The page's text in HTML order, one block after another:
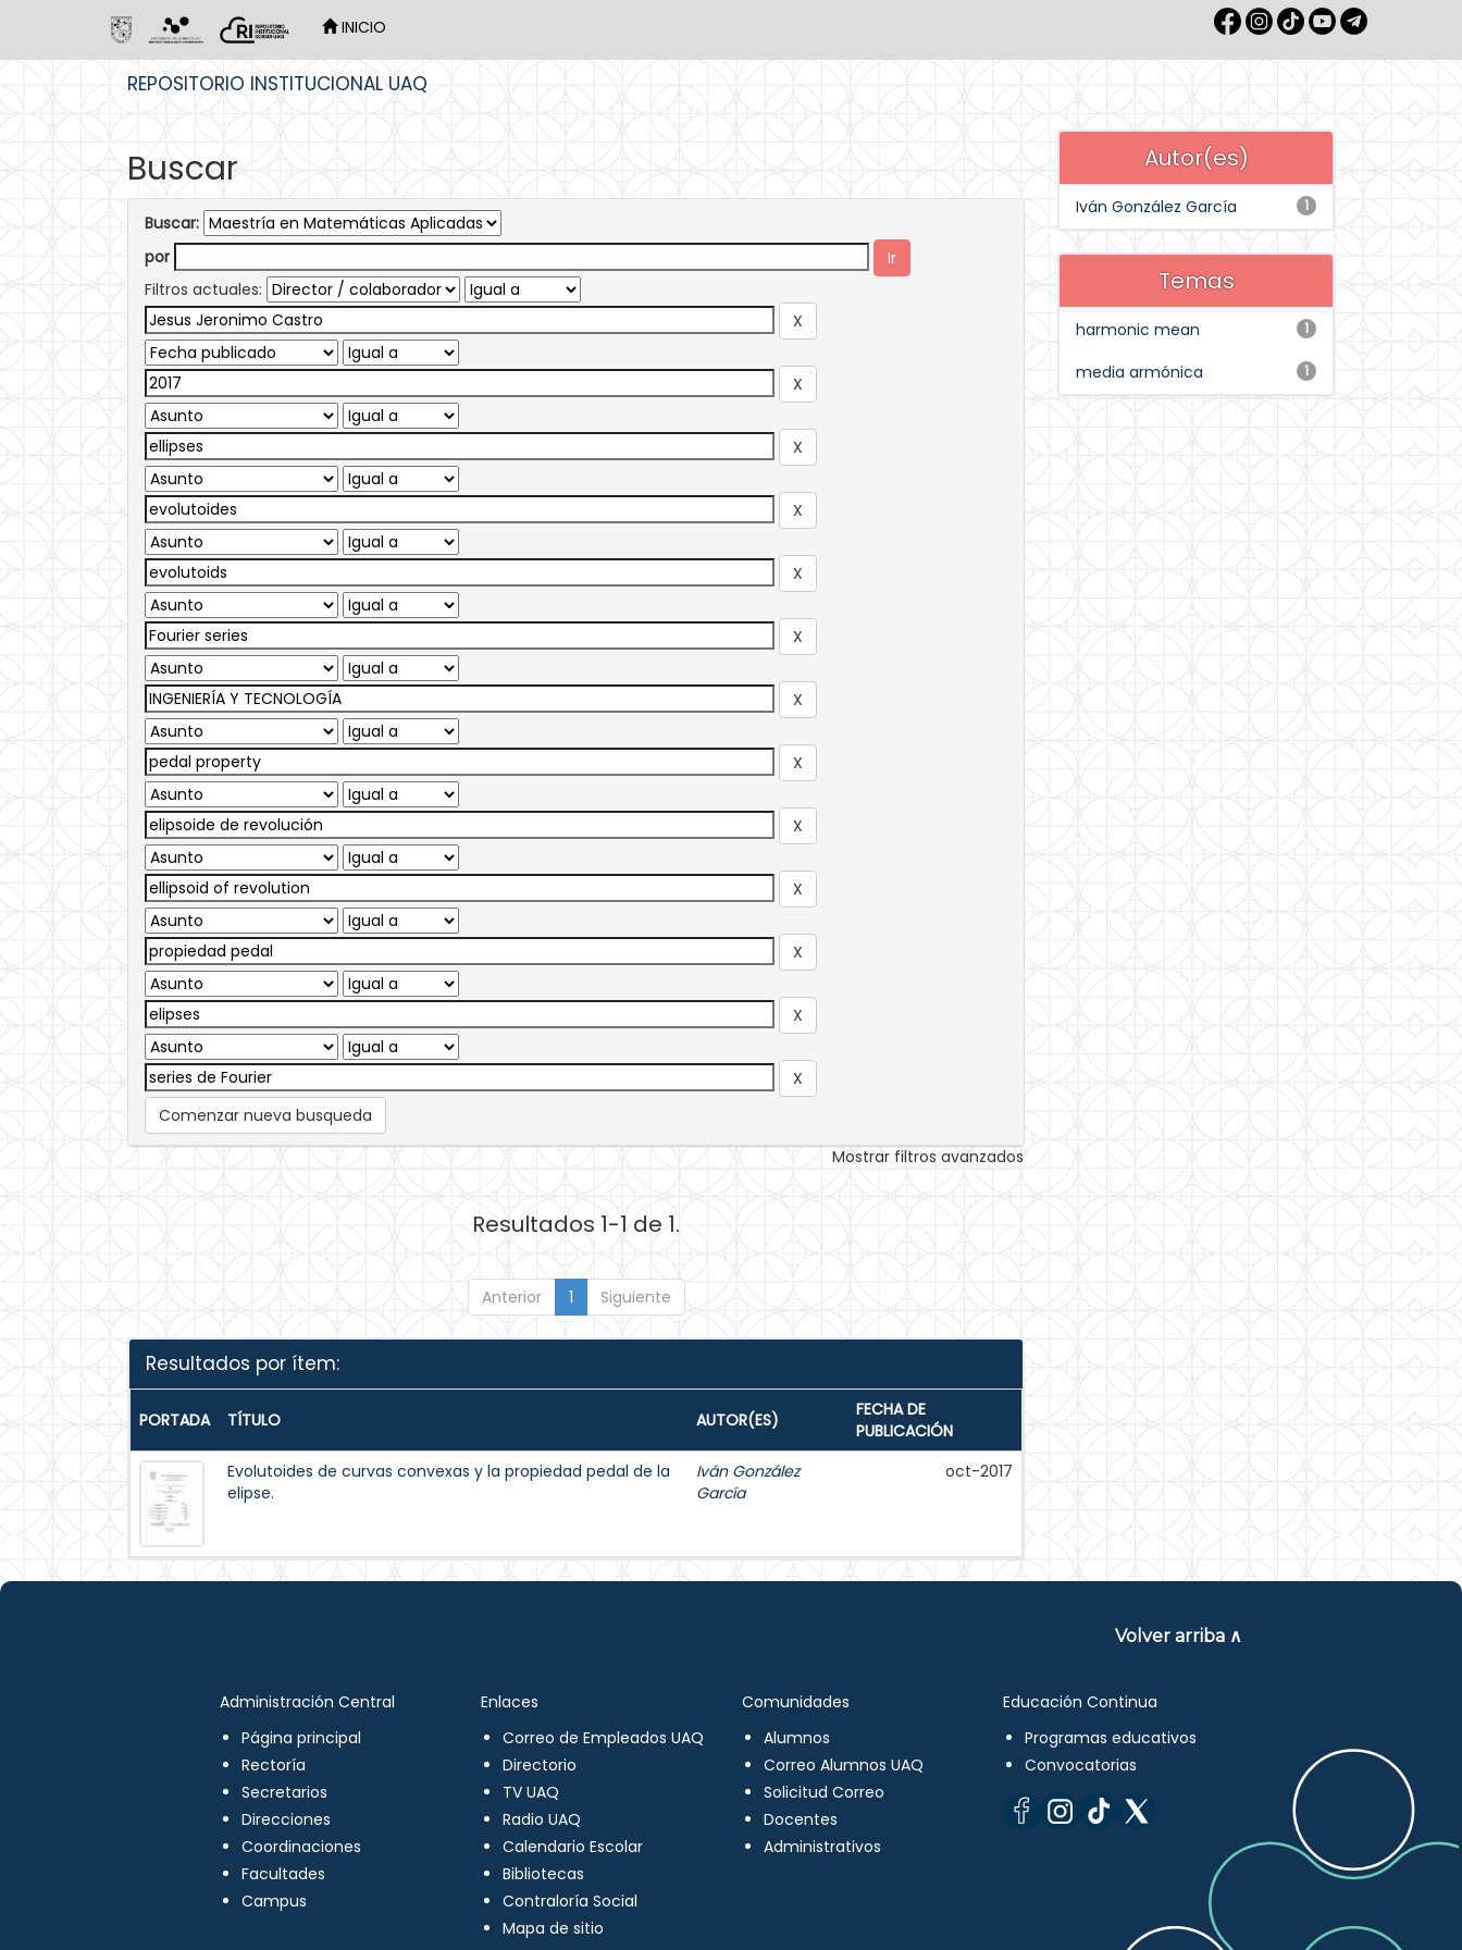
INICIO
REPOSITORIO INSTITUCIONAL UAQ
Buscar
Buscar:
por
Filtros actuales:
Comenzar nueva busqueda
Mostrar filtros avanzados
Resultados 1-1 de 1.
Anterior 1 Siguiente
Resultados por ítem:
PORTADA TÍTULO AUTOR(ES)
FECHA DE
PUBLICACIÓN
Evolutoides de curvas convexas y la propiedad pedal de la
elipse.
Iván González
García
oct-2017
Autor(es)
1
Iván González García
Temas
1
harmonic mean
1
media armónica
Volver arriba ∧
Administración Central
Página principal
Rectoría
Secretarios
Direcciones
Coordinaciones
Facultades
Campus
Enlaces
Correo de Empleados UAQ
Directorio
TV UAQ
Radio UAQ
Calendario Escolar
Bibliotecas
Contraloría Social
Mapa de sitio
Comunidades
Alumnos
Correo Alumnos UAQ
Solicitud Correo
Docentes
Administrativos
Educación Continua
Programas educativos
Convocatorias